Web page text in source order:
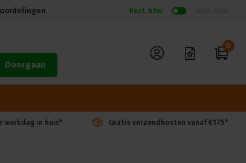
Excl. btw
Doorgaan
0
werkdag in huis* Gratis verzendkosten vanaf €175*